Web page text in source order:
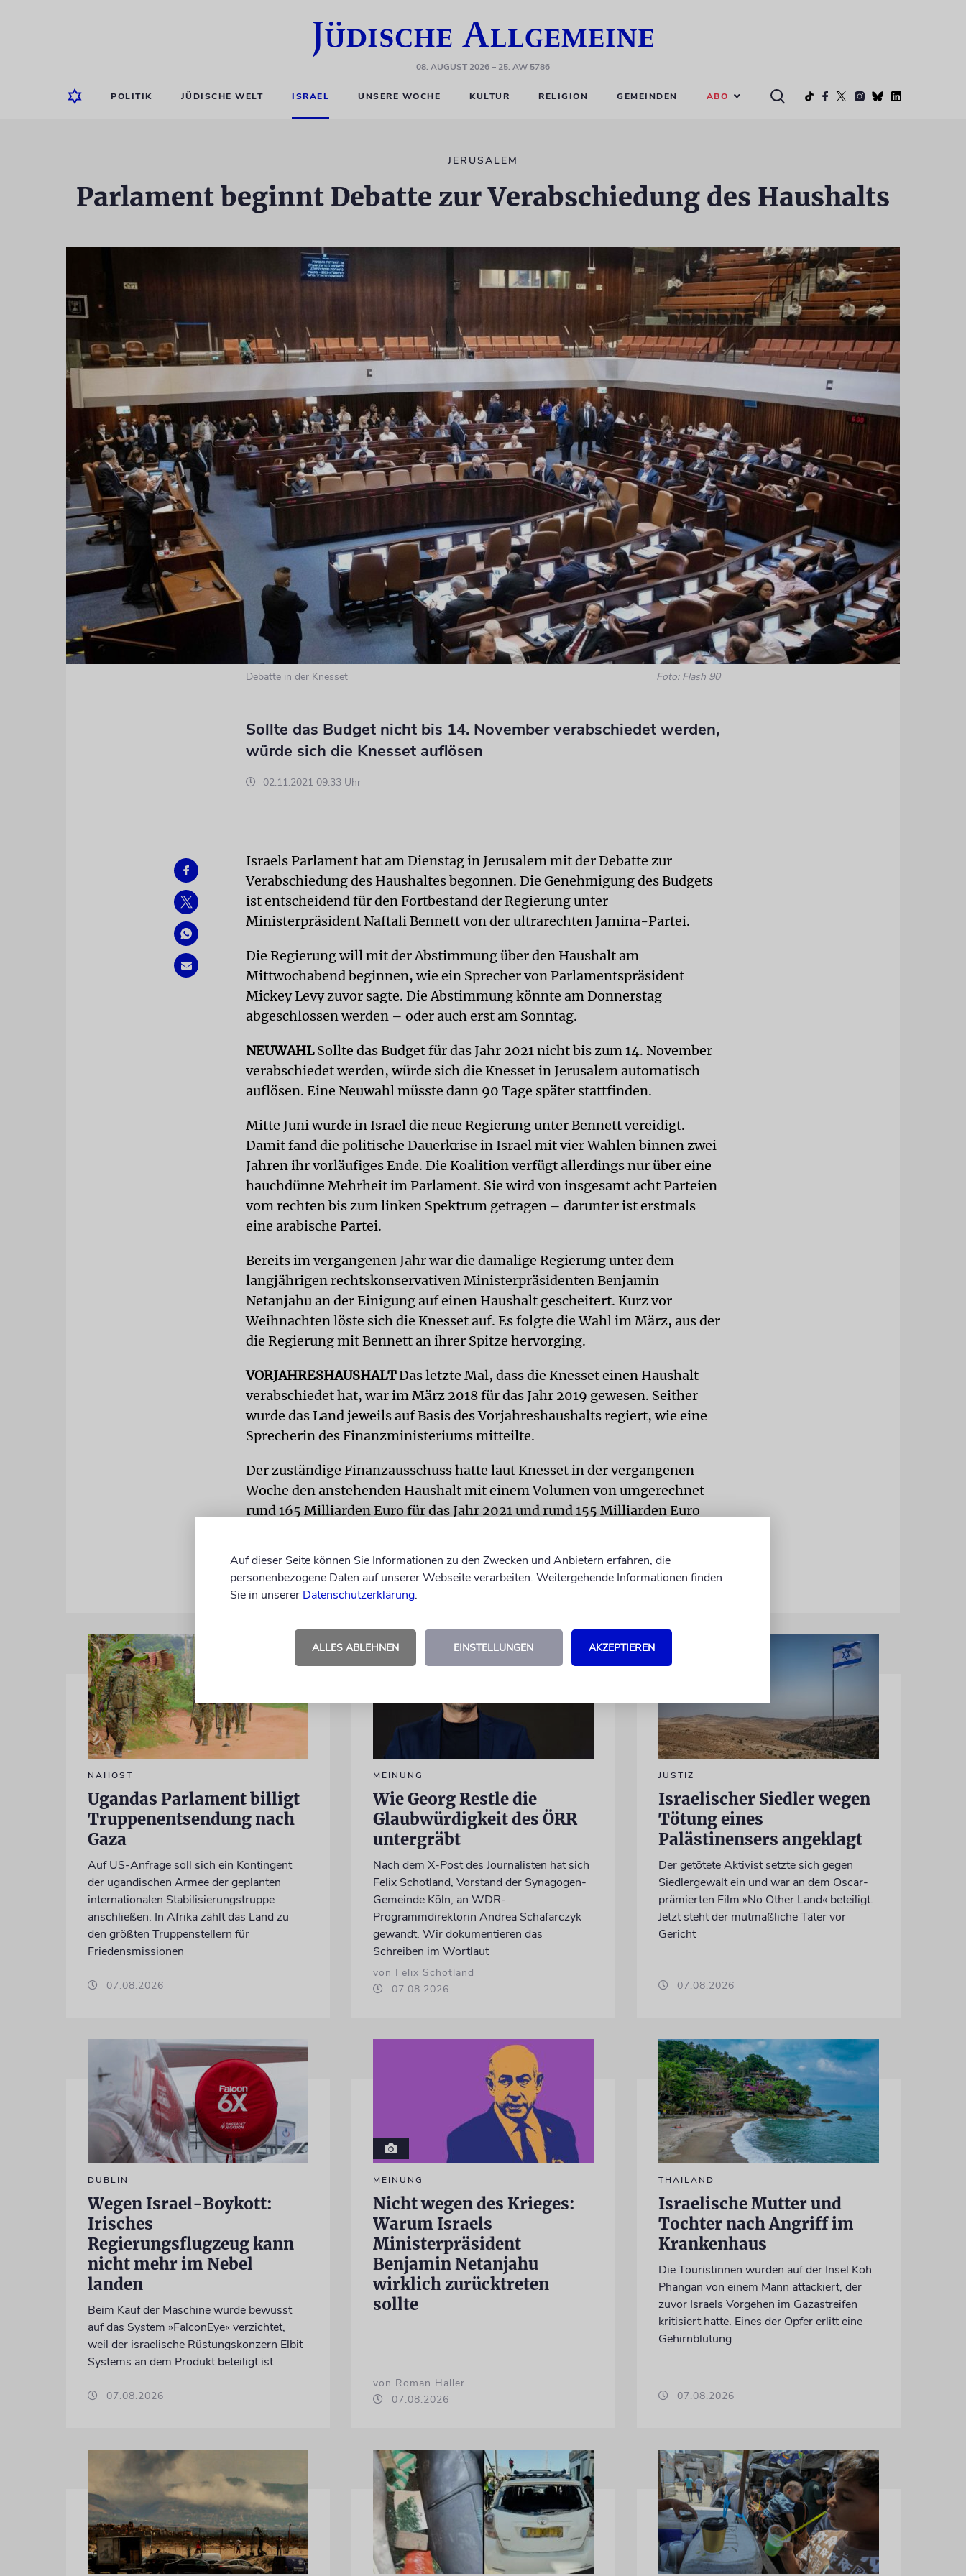
08. AUGUST 2026– 25. AW 5786
POLITIK JÜDISCHE WELT ISRAEL UNSERE WOCHE KULTUR RELIGION GEMEINDEN ABO
JERUSALEM
Parlament beginnt Debatte zur Verabschiedung des Haushalts
Debatte in der Knesset Foto: Flash 90
Sollte das Budget nicht bis 14. November verabschiedet werden,
würde sich die Knesset auflösen
02.11.2021 09:33 Uhr
Israels Parlament hat am Dienstag in Jerusalem mit der Debatte zur
Verabschiedung des Haushaltes begonnen. Die Genehmigung des Budgets
ist entscheidend für den Fortbestand der Regierung unter
Ministerpräsident Naftali Bennett von der ultrarechten Jamina-Partei.
Die Regierung will mit der Abstimmung über den Haushalt am
Mittwochabend beginnen, wie ein Sprecher von Parlamentspräsident
Mickey Levy zuvor sagte. Die Abstimmung könnte am Donnerstag
abgeschlossen werden – oder auch erst am Sonntag.
NEUWAHLSollte das Budget für das Jahr 2021 nicht bis zum 14. November
verabschiedet werden, würde sich die Knesset in Jerusalem automatisch
auflösen. Eine Neuwahl müsste dann 90 Tage später stattfinden.
Mitte Juni wurde in Israel die neue Regierung unter Bennett vereidigt.
Damit fand die politische Dauerkrise in Israel mit vier Wahlen binnen zwei
Jahren ihr vorläufiges Ende. Die Koalition verfügt allerdings nur über eine
hauchdünne Mehrheit im Parlament. Sie wird von insgesamt acht Parteien
vom rechten bis zum linken Spektrum getragen – darunter ist erstmals
eine arabische Partei.
Bereits im vergangenen Jahr war die damalige Regierung unter dem
langjährigen rechtskonservativen Ministerpräsidenten Benjamin
Netanjahu an der Einigung auf einen Haushalt gescheitert. Kurz vor
Weihnachten löste sich die Knesset auf. Es folgte die Wahl im März, aus der
die Regierung mit Bennett an ihrer Spitze hervorging.
VORJAHRESHAUSHALTDas letzte Mal, dass die Knesset einen Haushalt
verabschiedet hat, war im März 2018 für das Jahr 2019 gewesen. Seither
wurde das Land jeweils auf Basis des Vorjahreshaushalts regiert, wie eine
Sprecherin des Finanzministeriums mitteilte.
Der zuständige Finanzausschuss hatte laut Knesset in der vergangenen
Woche den anstehenden Haushalt mit einem Volumen von umgerechnet
rund 165 Milliarden Euro für das Jahr 2021 und rund 155 Milliarden Euro
NAHOST
Ugandas Parlament billigt
Truppenentsendung nach
Gaza
Auf US-Anfrage soll sich ein Kontingent
der ugandischen Armee der geplanten
internationalen Stabilisierungstruppe
anschließen. In Afrika zählt das Land zu
den größten Truppenstellern für
Friedensmissionen
07.08.2026
MEINUNG
Wie Georg Restle die
Glaubwürdigkeit des ÖRR
untergräbt
Nach dem X-Post des Journalisten hat sich
Felix Schotland, Vorstand der Synagogen-
Gemeinde Köln, an WDR-
Programmdirektorin Andrea Schafarczyk
gewandt. Wir dokumentieren das
Schreiben im Wortlaut
von Felix Schotland
07.08.2026
JUSTIZ
Israelischer Siedler wegen
Tötung eines
Palästinensers angeklagt
Der getötete Aktivist setzte sich gegen
Siedlergewalt ein und war an dem Oscar-
prämierten Film »No Other Land« beteiligt.
Jetzt steht der mutmaßliche Täter vor
Gericht
07.08.2026
DUBLIN
Wegen Israel-Boykott:
Irisches
Regierungsflugzeug kann
nicht mehr im Nebel
landen
Beim Kauf der Maschine wurde bewusst
auf das System »FalconEye« verzichtet,
weil der israelische Rüstungskonzern Elbit
Systems an dem Produkt beteiligt ist
07.08.2026
MEINUNG
Nicht wegen des Krieges:
Warum Israels
Ministerpräsident
Benjamin Netanjahu
wirklich zurücktreten
sollte
von Roman Haller
07.08.2026
THAILAND
Israelische Mutter und
Tochter nach Angriff im
Krankenhaus
Die Touristinnen wurden auf der Insel Koh
Phangan von einem Mann attackiert, der
zuvor Israels Vorgehen im Gazastreifen
kritisiert hatte. Eines der Opfer erlitt eine
Gehirnblutung
07.08.2026
Auf dieser Seite können Sie Informationen zu den Zwecken und Anbietern erfahren, die
personenbezogene Daten auf unserer Webseite verarbeiten. Weitergehende Informationen finden
Sie in unserer Datenschutzerklärung.
ALLES ABLEHNEN EINSTELLUNGEN AKZEPTIEREN